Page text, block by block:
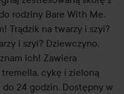
rodziny Bare With Me.
Trądzik na twarzy i szyi?
i szyi? Dziewczyno,
ich! Zawiera
cykę i zieloną
24 godzin. Dostępny w